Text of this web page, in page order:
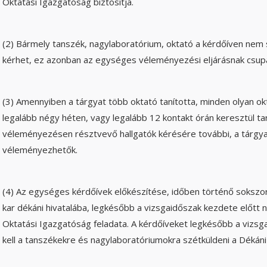
(2) Bármely tanszék, nagylaboratórium, oktató a kérdőíven
kérhet, ez azonban az egységes véleményezési eljárásnak
(3) Amennyiben a tárgyat több oktató tanította, minden olyan
legalább négy héten, vagy legalább 12 kontakt órán keresztül
véleményezésen résztvevő hallgatók kérésére további, a
véleményezhetők.
(4) Az egységes kérdőívek előkészítése, időben történő
kar dékáni hivatalába, legkésőbb a vizsgaidőszak kezdete
Oktatási Igazgatóság feladata. A kérdőíveket legkésőbb a
kell a tanszékekre és nagylaboratóriumokra szétküldeni a